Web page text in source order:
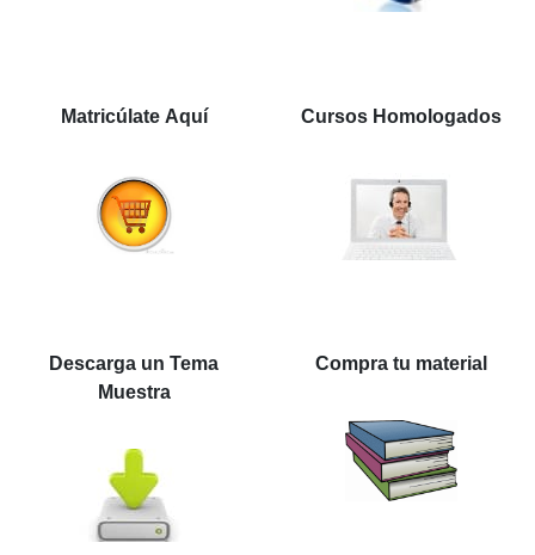
Matricúlate Aquí Cursos Homologados
Descarga un Tema
Muestra
Compra tu material